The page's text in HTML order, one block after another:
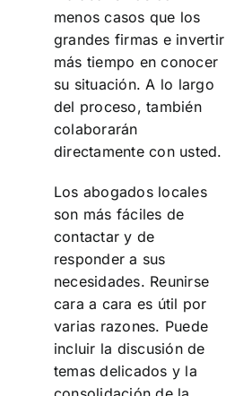
menos casos que los
grandes firmas e invertir
más tiempo en conocer
su situación. A lo largo
del proceso, también
colaborarán
directamente con usted.
Los abogados locales
son más fáciles de
contactar y de
responder a sus
necesidades. Reunirse
cara a cara es útil por
varias razones. Puede
incluir la discusión de
temas delicados y la